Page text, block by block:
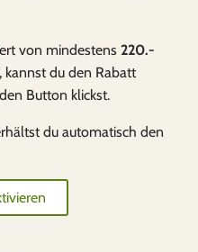
von mindestens 220.-
du den Rabatt
Button klickst.
du automatisch den